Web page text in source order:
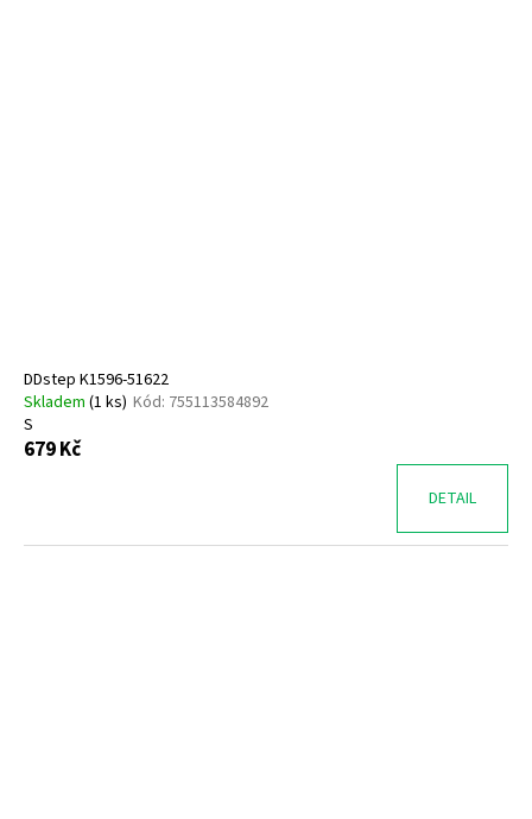
DDstep K1596-51622
Skladem (1 ks) Kód: 755113584892
S
679 Kč
DETAIL